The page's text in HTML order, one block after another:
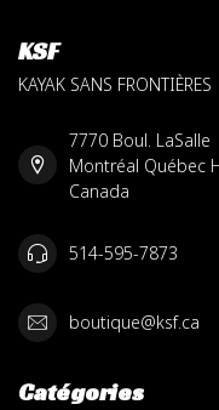
KSF
KAYAK SANS FRONTIÈRES
7770 Boul. LaSalle
Montréal Québec
Canada
514-595-7873
boutique@ksf.ca
Catégories